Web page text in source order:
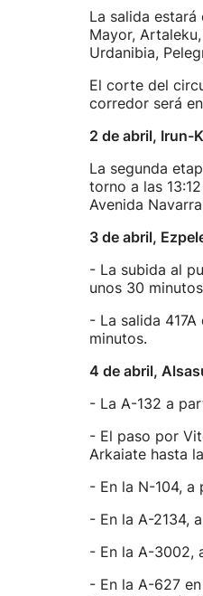
La salida estará
Mayor,
Urdanibia,
El corte del
corredor será
2 de abril, Irun-
La segunda
torno a las
Avenida
3 de abril,
- La subida al
unos 30
- La salida
minutos.
4 de abril,
- La A-132 a
- El paso por
Arkaiate hasta
- En la N-104,
- En la A-2134,
- En la A-3002,
- En la A-627